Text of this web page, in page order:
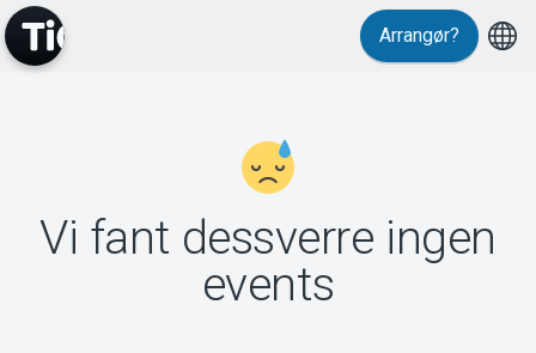
Support
Arrangør?
Vi fant dessverre ingen
events